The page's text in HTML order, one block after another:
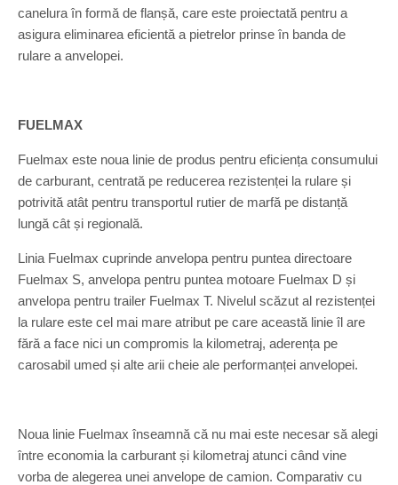
canelura în formă de flanșă, care este proiectată pentru a
asigura eliminarea eficientă a pietrelor prinse în banda de
rulare a anvelopei.
FUELMAX
Fuelmax este noua linie de produs pentru eficiența consumului
de carburant, centrată pe reducerea rezistenței la rulare și
potrivită atât pentru transportul rutier de marfă pe distanță
lungă cât și regională.
Linia Fuelmax cuprinde anvelopa pentru puntea directoare
Fuelmax S, anvelopa pentru puntea motoare Fuelmax D și
anvelopa pentru trailer Fuelmax T. Nivelul scăzut al rezistenței
la rulare este cel mai mare atribut pe care această linie îl are
fără a face nici un compromis la kilometraj, aderența pe
carosabil umed și alte arii cheie ale performanței anvelopei.
Noua linie Fuelmax înseamnă că nu mai este necesar să alegi
între economia la carburant și kilometraj atunci când vine
vorba de alegerea unei anvelope de camion. Comparativ cu